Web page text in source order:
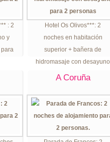
: 2
y
Hotel Os Olivos***: 2
noches en habitación
superior + bañera de
hidromasaje con desayuno
para 2 personas
A Coruña